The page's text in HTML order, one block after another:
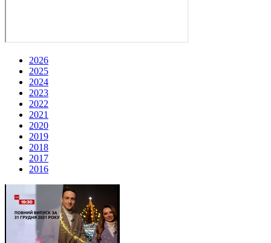
2026
2025
2024
2023
2022
2021
2020
2019
2018
2017
2016